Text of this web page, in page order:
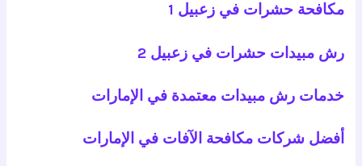
مكافحة حشرات في زعبيل 1
رش مبيدات حشرات في زعبيل 2
خدمات رش مبيدات معتمدة في الإمارات
أفضل شركات مكافحة الآفات في الإمارات